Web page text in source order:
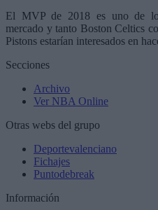
El MVP de 2018 es uno de
mercado y tanto Boston Celtics
Pistons estarían interesados en
Secciones
Archivo
Ver NBA Online
Otras webs del grupo
Deportevalenciano
Fichajes
Puntodebreak
Información